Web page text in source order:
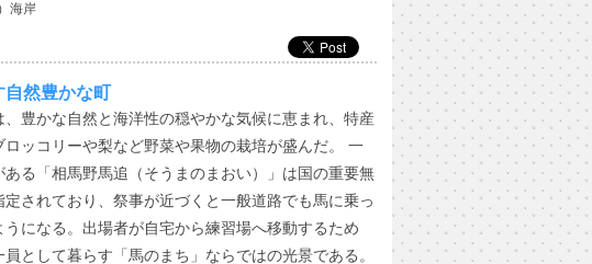
海岸
自然豊かな町
、豊かな自然と海洋性の穏やかな気候に恵まれ、特産
ロッコリーや梨など野菜や果物の栽培が盛んだ。 一
ある「相馬野馬追（そうまのまおい）」は国の重要無
されており、祭事が近づくと一般道路でも馬に乗っ
うになる。出場者が自宅から練習場へ移動するため
として暮らす「馬のまち」ならではの光景である。